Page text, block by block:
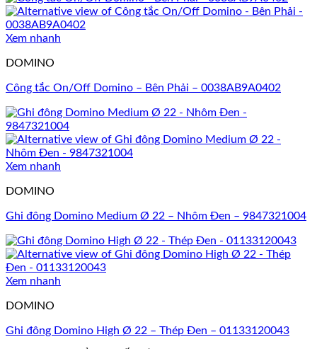
Xem nhanh
DOMINO
Công tắc On/Off Domino – Bên Phải – 0038AB9A0402
Xem nhanh
DOMINO
Ghi đông Domino Medium Ø 22 – Nhôm Đen – 9847321004
Xem nhanh
DOMINO
Ghi đông Domino High Ø 22 – Thép Đen – 01133120043